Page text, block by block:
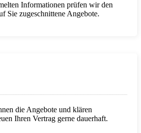
Informationen prüfen wir den
Sie zugeschnittene Angebote.
die Angebote und klären
Ihren Vertrag gerne dauerhaft.